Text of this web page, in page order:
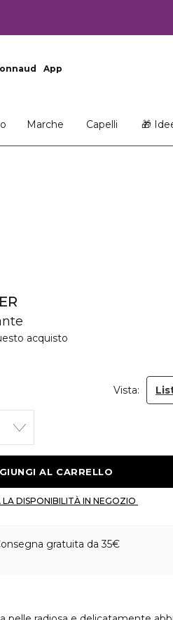
App
Marche Capelli 🎁
acquisto
Vista:
gratuita da 35€